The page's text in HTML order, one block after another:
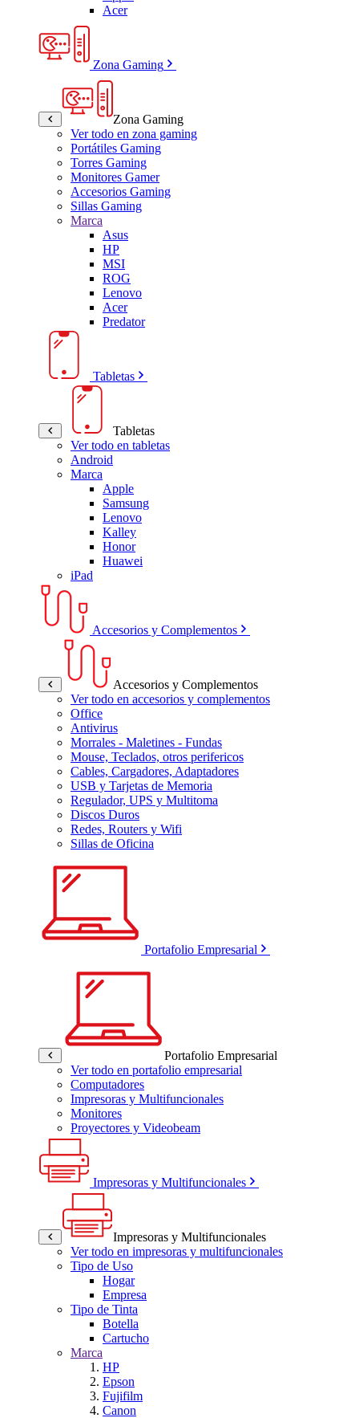
Acer
Zona Gaming
Zona Gaming
Ver todo en zona gaming
Portátiles Gaming
Torres Gaming
Monitores Gamer
Accesorios Gaming
Sillas Gaming
Marca
Asus
HP
MSI
ROG
Lenovo
Acer
Predator
Tabletas
Tabletas
Ver todo en tabletas
Android
Marca
Apple
Samsung
Lenovo
Kalley
Honor
Huawei
iPad
Accesorios y Complementos
Accesorios y Complementos
Ver todo en accesorios y complementos
Office
Antivirus
Morrales - Maletines - Fundas
Mouse, Teclados, otros perifericos
Cables, Cargadores, Adaptadores
USB y Tarjetas de Memoria
Regulador, UPS y Multitoma
Discos Duros
Redes, Routers y Wifi
Sillas de Oficina
Portafolio Empresarial
Portafolio Empresarial
Ver todo en portafolio empresarial
Computadores
Impresoras y Multifuncionales
Monitores
Proyectores y Videobeam
Impresoras y Multifuncionales
Impresoras y Multifuncionales
Ver todo en impresoras y multifuncionales
Tipo de Uso
Hogar
Empresa
Tipo de Tinta
Botella
Cartucho
Marca
HP
Epson
Fujifilm
Canon